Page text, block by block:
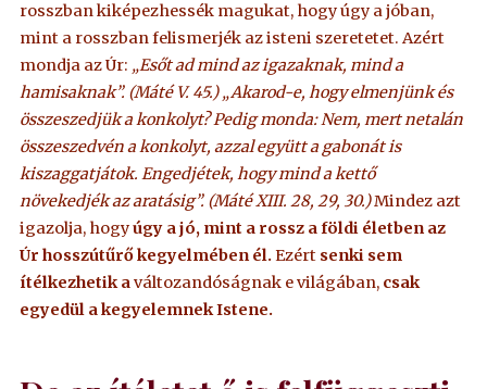
rosszban kiképezhessék magukat, hogy úgy a jóban,
mint a rosszban felismerjék az isteni szeretetet. Azért
mondja az Úr: „Esőt ad mind az igazaknak, mind a
hamisaknak”. (Máté V. 45.)„Akarod-e, hogy elmenjünk és
összeszedjük a konkolyt? Pedig monda: Nem, mert netalán
összeszedvén a konkolyt, azzal együtt a gabonát is
kiszaggatjátok. Engedjétek, hogy mind a kettő
növekedjék az aratásig”. (Máté XIII. 28, 29, 30.)Mindez azt
igazolja, hogyúgy a jó, mint a rossz a földi életben az
Úr hosszútűrő kegyelmében él.Ezért senki sem
ítélkezhetik aváltozandóságnak e világában, csak
egyedül a kegyelemnek Istene.